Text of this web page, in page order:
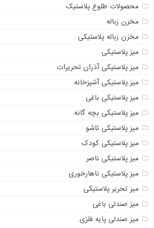
محصولات طلوع پلاستیک
مخزن زباله
مخزن زباله پلاستیکی
میز پلاستیکی
میز پلاستیکی آذران تحریرات
میز پلاستیکی آشپزخانه
میز پلاستیکی باغی
میز پلاستیکی بچه گانه
میز پلاستیکی تاشو
میز پلاستیکی کودک
میز پلاستیکی ناصر
میز پلاستیکی ناهارخوری
میز تحریر پلاستیکی
میز صندلی باغی
میز صندلی پایه فلزی